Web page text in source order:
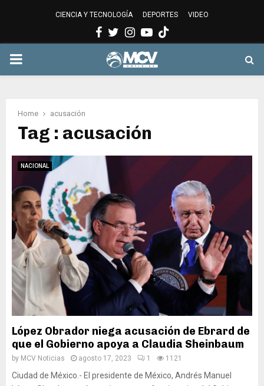
CIENCIA Y TECNOLOGÍA DEPORTES VIDEO
Facebook
Twitter
Instagram
Youtube
PRIMARY
Home acusación
Tag : acusación
NACIONAL
López Obrador niega acusación de Ebrard de
que el Gobierno apoya a Claudia Sheinbaum
by MCV Noticias agosto 17, 2023 1 1121
Ciudad de México.- El presidente de México, Andrés Manuel